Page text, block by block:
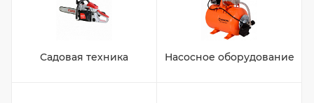
Садовая техника Насосное оборудование